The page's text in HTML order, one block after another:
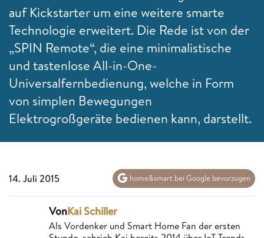
auf Kickstarter um eine weitere smarte
Technologie erweitert. Die Rede ist von der
„SPIN Remote“, die eine minimalistische
und tastenlose All-in-One-
Universalfernbedienung, welche in Form
von simplen Bewegungen
Elektrogroßgeräte bedienen kann, darstellt.
14. Juli 2015 home&smart bei Google bevorzugen
VonKai Schiller
Als Vordenker und Smart Home Fan der ersten